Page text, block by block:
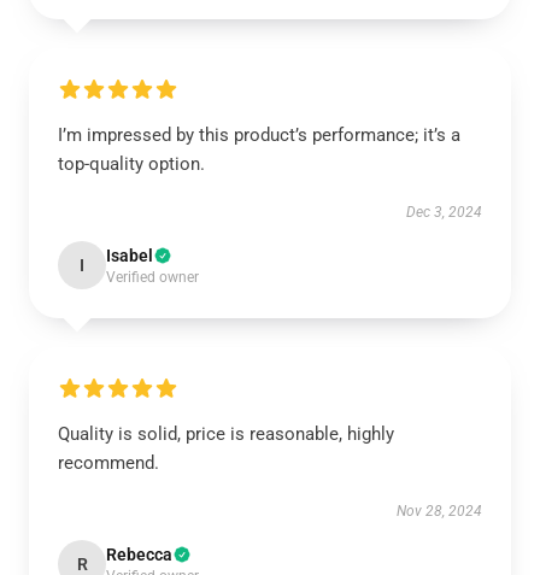
I’m impressed by this product’s performance; it’s a
top-quality option.
Dec 3, 2024
I Isabel
Verified owner
Quality is solid, price is reasonable, highly
recommend.
Nov 28, 2024
R Rebecca